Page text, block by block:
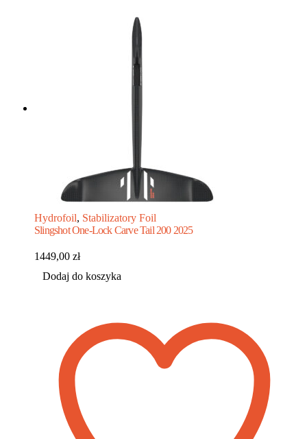
Hydrofoil, Stabilizatory Foil
Slingshot One-Lock Carve Tail 200 2025
1449,00 zł
Dodaj do koszyka